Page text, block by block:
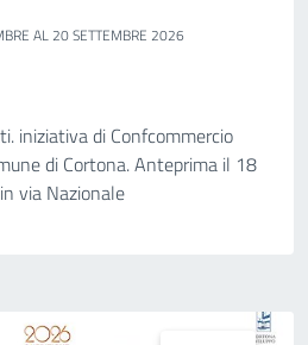
AL 20 SETTEMBRE 2026
iniziativa di Confcommercio
di Cortona. Anteprima il 18
via Nazionale